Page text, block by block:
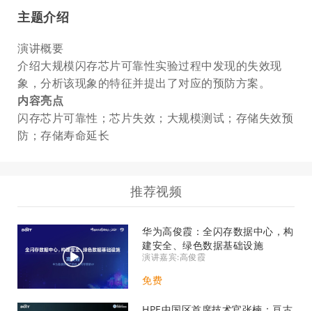
主题介绍
演讲概要
介绍大规模闪存芯片可靠性实验过程中发现的失效现
象，分析该现象的特征并提出了对应的预防方案。
内容亮点
闪存芯片可靠性；芯片失效；大规模测试；存储失效预
防；存储寿命延长
推荐视频
华为​高俊霞：全闪存数据中心，构
建安全、绿色数据基础设施
演讲嘉宾:高俊霞
免费